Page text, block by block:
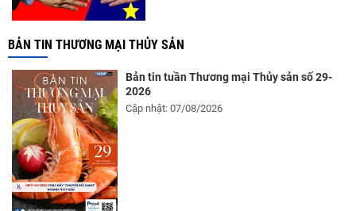
BẢN TIN THƯƠNG MẠI THỦY SẢN
Bản tin tuần Thương mại Thủy sản số 29-
2026
Cập nhật: 07/08/2026